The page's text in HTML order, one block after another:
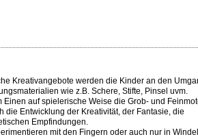
Kreativangebote werden die Kinder an den
wie z.B. Schere, Stifte, Pinsel uvm.
Einen auf spielerische Weise die Grob- und
die Entwicklung der Kreativität, der Fantasie, die
Empfindungen.
mit den Fingern oder auch nur in